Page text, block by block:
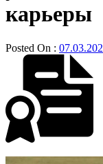
карьеры
Posted On :